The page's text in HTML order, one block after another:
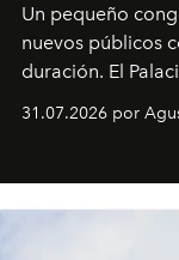
Un pequeño
nuevos públicos
duración. El
miniobras. Sus
31.07.2026 por